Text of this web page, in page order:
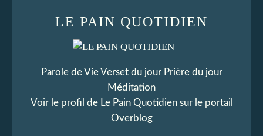
LE PAIN QUOTIDIEN
Parole de Vie Verset du jour Prière du jour
Méditation
Voir le profil de Le Pain Quotidiensur le portail
Overblog